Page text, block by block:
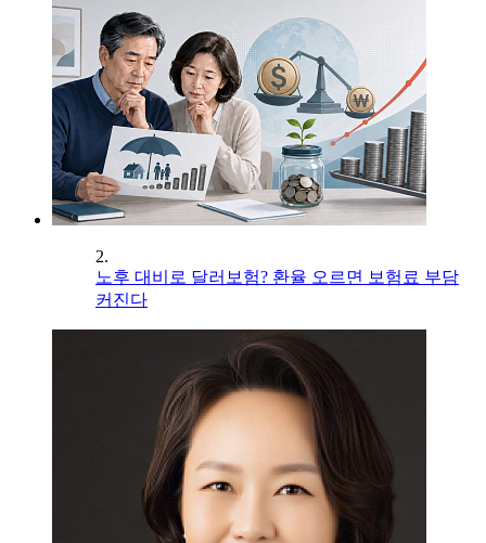
2.
노후 대비로 달러보험? 환율 오르면 보험료 부담
커진다